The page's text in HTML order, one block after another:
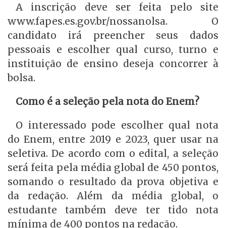
A inscrição deve ser feita pelo site
www.fapes.es.gov.br/nossanolsa. O
candidato irá preencher seus dados
pessoais e escolher qual curso, turno e
instituição de ensino deseja concorrer à
bolsa.
Como é a seleção pela nota do Enem?
O interessado pode escolher qual nota
do Enem, entre 2019 e 2023, quer usar na
seletiva. De acordo com o edital, a seleção
será feita pela média global de 450 pontos,
somando o resultado da prova objetiva e
da redação. Além da média global, o
estudante também deve ter tido nota
mínima de 400 pontos na redação.